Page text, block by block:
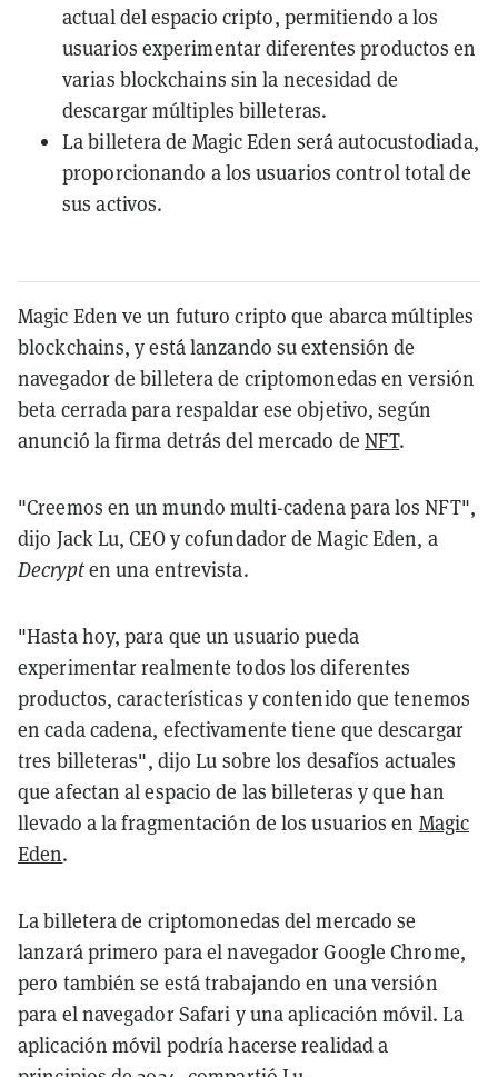
actual del espacio cripto, permitiendo a los
usuarios experimentar diferentes productos en
varias blockchains sin la necesidad de
descargar múltiples billeteras.
La billetera de Magic Eden será autocustodiada,
proporcionando a los usuarios control total de
sus activos.
Magic Eden ve un futuro cripto que abarca múltiples
blockchains, y está lanzando su extensión de
navegador de billetera de criptomonedas en versión
beta cerrada para respaldar ese objetivo, según
anunció la firma detrás del mercado de NFT.
"Creemos en un mundo multi-cadena para los NFT",
dijo Jack Lu, CEO y cofundador de Magic Eden, a
Decrypten una entrevista.
"Hasta hoy, para que un usuario pueda
experimentar realmente todos los diferentes
productos, características y contenido que tenemos
en cada cadena, efectivamente tiene que descargar
tres billeteras", dijo Lu sobre los desafíos actuales
que afectan al espacio de las billeteras y que han
llevado a la fragmentación de los usuarios en Magic
Eden.
La billetera de criptomonedas del mercado se
lanzará primero para el navegador Google Chrome,
pero también se está trabajando en una versión
para el navegador Safari y una aplicación móvil. La
aplicación móvil podría hacerse realidad a